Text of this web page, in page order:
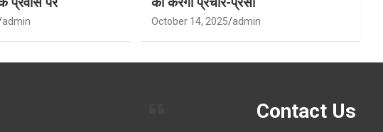
admin October 14, 2025 admin
Contact Us